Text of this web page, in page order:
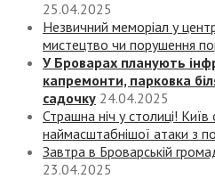
25.04.2025
Незвичний меморіал у
мистецтво чи порушення
У Броварах планують
капремонти, парковка
садочку 24.04.2025
Страшна ніч у столиці! Київ
наймасштабнішої атаки з
Завтра в Броварській
23.04.2025